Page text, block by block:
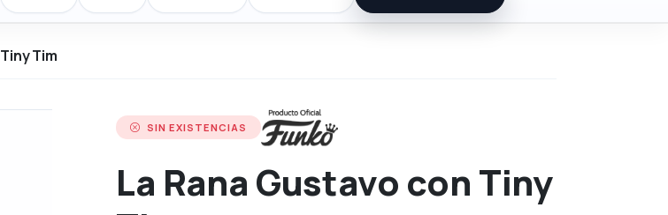
Tim
SIN EXISTENCIAS
La Rana Gustavo con Tiny